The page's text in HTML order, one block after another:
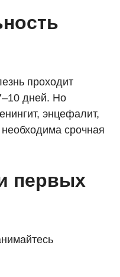
проходит
дней. Но
энцефалит,
срочная
первых